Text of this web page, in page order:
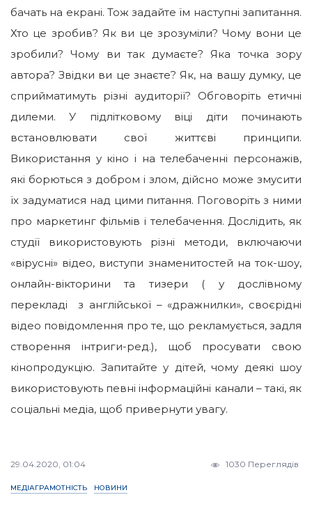
бачать на екрані. Тож задайте їм наступні запитання.
Хто це зробив? Як ви це зрозуміли? Чому вони це
зробили? Чому ви так думаєте? Яка точка зору
автора? Звідки ви це знаєте? Як, на вашу думку, це
сприйматимуть різні аудиторії? Обговоріть етичні
дилеми. У підлітковому віці діти починають
встановлювати свої життєві принципи.
Використання у кіно і на телебаченні персонажів,
які борються з добром і злом, дійсно може змусити
їх задуматися над цими питання. Поговоріть з ними
про маркетинг фільмів і телебачення. Дослідить, як
студії використовують різні методи, включаючи
«вірусні» відео, виступи знаменитостей на ток-шоу,
онлайн-вікторини та тизери ( у дослівному
перекладі з англійської – «дражнилки», своєрідні
відео повідомлення про те, що рекламується, задля
створення інтриги-ред.), щоб просувати свою
кінопродукцію. Запитайте у дітей, чому деякі шоу
використовують певні інформаційні канали – такі, як
соціальні медіа, щоб привернути увагу.
29.04.2020, 01:04 1030 Переглядів
МЕДІАГРАМОТНІСТЬ НОВИНИ